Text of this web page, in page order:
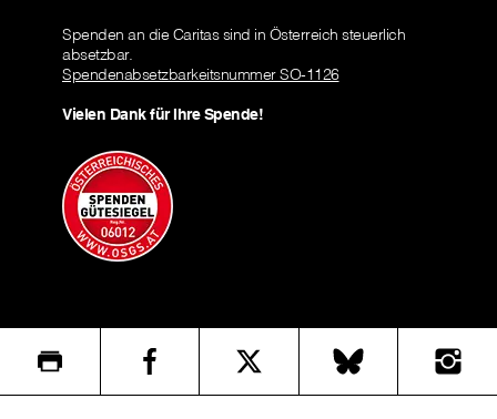
Spenden an die Caritas sind in Österreich steuerlich
absetzbar.
Spendenabsetzbarkeitsnummer SO-1126
Vielen Dank für Ihre Spende!